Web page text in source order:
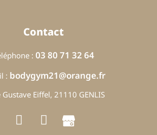
Contact
: 03 80 71 32 64
: bodygym21@orange.fr
Gustave Eiffel, 21110 GENLIS